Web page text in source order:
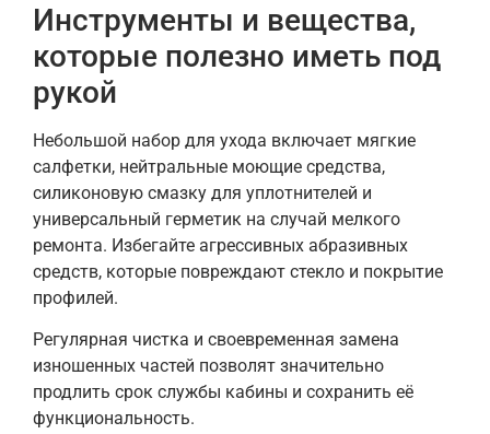
Инструменты и вещества,
которые полезно иметь под
рукой
Небольшой набор для ухода включает мягкие
салфетки, нейтральные моющие средства,
силиконовую смазку для уплотнителей и
универсальный герметик на случай мелкого
ремонта. Избегайте агрессивных абразивных
средств, которые повреждают стекло и покрытие
профилей.
Регулярная чистка и своевременная замена
изношенных частей позволят значительно
продлить срок службы кабины и сохранить её
функциональность.